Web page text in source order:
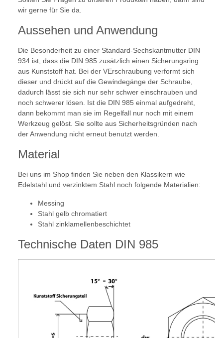
wir gerne für Sie da.
Aussehen und Anwendung
Die Besonderheit zu einer Standard-Sechskantmutter DIN
934 ist, dass die DIN 985 zusätzlich einen Sicherungsring
aus Kunststoff hat. Bei der VErschraubung verformt sich
dieser und drückt auf die Gewindegänge der Schraube,
dadurch lässt sie sich nur sehr schwer einschrauben und
noch schwerer lösen. Ist die DIN 985 einmal aufgedreht,
dann bekommt man sie im Regelfall nur noch mit einem
Werkzeug gelöst. Sie sollte aus Sicherheitsgründen nach
der Anwendung nicht erneut benutzt werden.
Material
Bei uns im Shop finden Sie neben den Klassikern wie
Edelstahl und verzinktem Stahl noch folgende Materialien:
Messing
Stahl gelb chromatiert
Stahl zinklamellenbeschichtet
Technische Daten DIN 985